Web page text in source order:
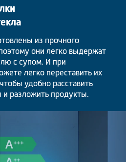
из прочного
они легко выдержат
с супом. И при
легко переставить их
удобно расставить
и разложить продукты.